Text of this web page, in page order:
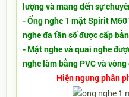
lượng và mang đến sự
- Ống nghe 1 mặt Spirit
nghe đa tần số được cấp
- Mặt nghe và quai nghe
nghe làm bằng PVC và
Hiện ngưng phân